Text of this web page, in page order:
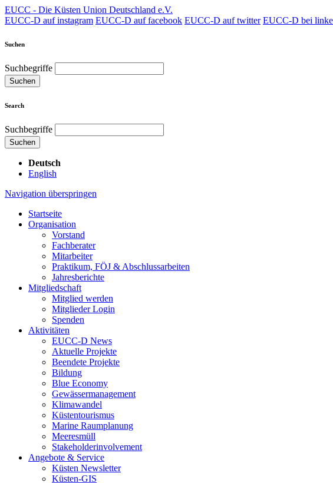
EUCC - Die Küsten Union Deutschland e.V.
EUCC-D auf instagram EUCC-D auf facebook EUCC-D auf twitter EUCC-D bei
Suchen
Suchbegriffe
Suchen
Search
Suchbegriffe
Suchen
Deutsch
English
Navigation überspringen
Startseite
Organisation
Vorstand
Fachberater
Mitarbeiter
Praktikum, FÖJ & Abschlussarbeiten
Jahresberichte
Mitgliedschaft
Mitglied werden
Mitglieder Login
Spenden
Aktivitäten
EUCC-D News
Aktuelle Projekte
Beendete Projekte
Bildung
Blue Economy
Gewässermanagement
Klimawandel
Küstentourismus
Marine Raumplanung
Meeresmüll
Stakeholderinvolvement
Angebote & Service
Küsten Newsletter
Küsten-GIS